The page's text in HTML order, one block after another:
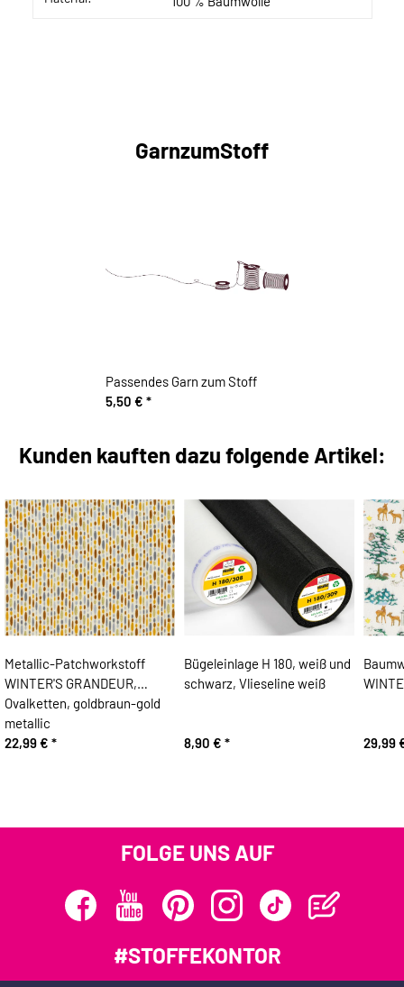
GarnzumStoff
Passendes Garn zum Stoff
5,50 € *
Kunden kauften dazu folgende Artikel:
Metallic-Patchworkstoff
WINTER'S GRANDEUR,
Ovalketten, goldbraun-gold
metallic
22,99 € *
Bügeleinlage H 180, weiß und
schwarz, Vlieseline weiß
8,90 € * 29,99
FOLGE UNS AUF
#STOFFEKONTOR